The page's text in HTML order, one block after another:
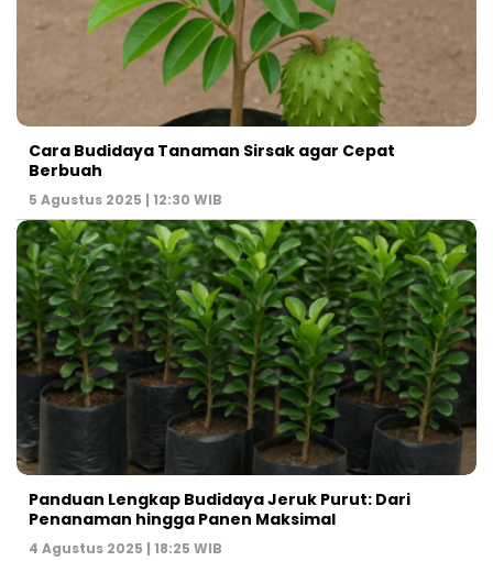
Cara Budidaya Tanaman Sirsak agar Cepat
Berbuah
5 Agustus 2025 | 12:30 WIB
Panduan Lengkap Budidaya Jeruk Purut: Dari
Penanaman hingga Panen Maksimal
4 Agustus 2025 | 18:25 WIB